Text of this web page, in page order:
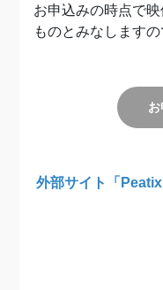
お申込みの時点で
ものとみなします
外部サイト「